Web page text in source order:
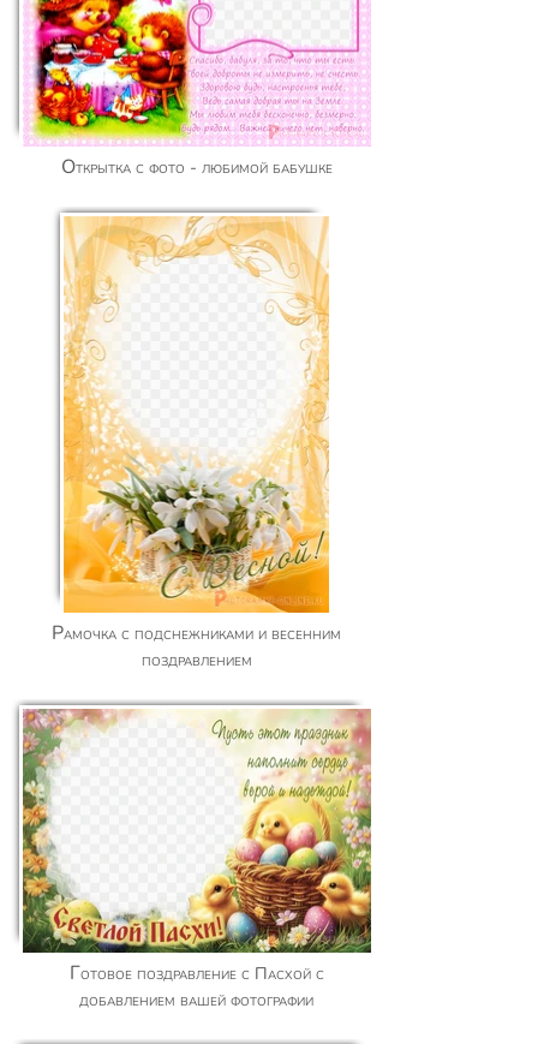
Открытка с фото - любимой бабушке
Рамочка с подснежниками и весенним
поздравлением
Готовое поздравление с Пасхой с
добавлением вашей фотографии